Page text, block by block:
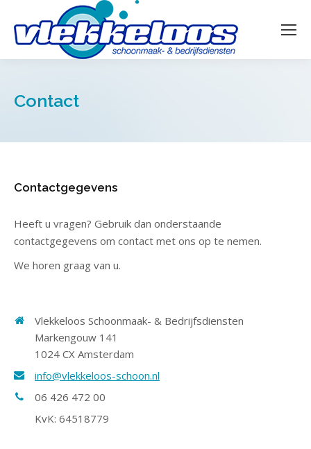
Contact
Contactgegevens
Heeft u vragen? Gebruik dan onderstaande
contactgegevens om contact met ons op te nemen.
We horen graag van u.
Vlekkeloos Schoonmaak- & Bedrijfsdiensten
Markengouw 141
1024 CX Amsterdam
info@vlekkeloos-schoon.nl
06 426 472 00
KvK: 64518779